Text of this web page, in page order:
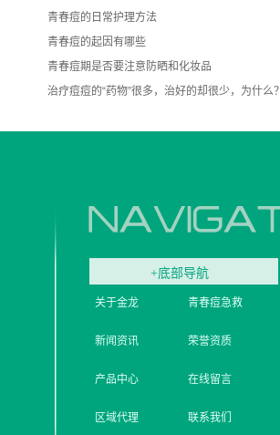
青春痘的日常护理方法
青春痘的起因有哪些
青春痘期是否要注意防晒和化妆品
治疗痘痘的“药物”很多，治好的却很少，为什么？
+底部导航
关于金龙 青春痘急救
新闻资讯 荣誉资质
产品中心 在线留言
区域代理 联系我们